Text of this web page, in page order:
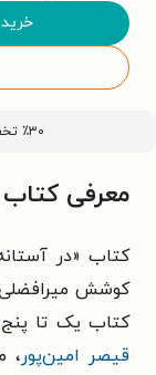
٪۳۰ تخفیف اولین خرید کتاب با کد
معرفی کتاب
کوشش میرافضلی
کتاب یک تا پنج
قیصر امین‌پور،